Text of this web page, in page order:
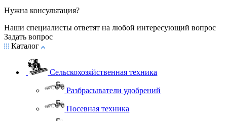
Нужна консультация?
Наши специалисты ответят на любой интересующий вопрос
Задать вопрос
Каталог
Сельскохозяйственная техника
Разбрасыватели удобрений
Посевная техника